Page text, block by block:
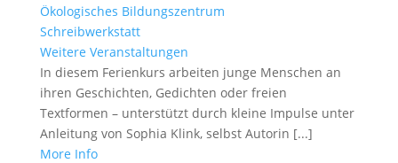
Ökologisches Bildungszentrum
Schreibwerkstatt
Weitere Veranstaltungen
In diesem Ferienkurs arbeiten junge Menschen an
ihren Geschichten, Gedichten oder freien
Textformen – unterstützt durch kleine Impulse unter
Anleitung von Sophia Klink, selbst Autorin [...]
More Info